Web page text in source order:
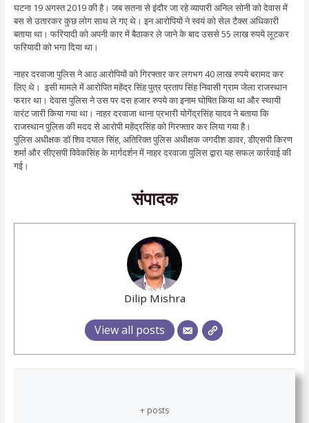
घटना 19 अगस्त 2019 की है। जब सतना से इंदौर जा रहे व्यापारी अनिल सोनी को देवास में
बस से उतारकर कुछ लोग साथ ले गए थे। इन आरोपियों ने स्वयं को सेल टैक्स अधिकारी
बताया था। फरियादी को अपनी कार में बैठाकर ले जाने के बाद उससे 55 लाख रुपये लूटकर
फरियादी को भगा दिया था।
नाहर दरवाजा पुलिस ने आठ आरोपियों को गिरफ्तार कर लगभग 40 लाख रुपये बरामद कर
लिए थे। इसी मामले में आरोपित महेंद्र सिंह पुत्र प्रताप सिंह निवासी ग्राम जेला राजस्थान
फरार था। देवास पुलिस ने उस पर दस हजार रुपये का इनाम घोषित किया था और स्थायी
वारंट जारी किया गया था। नाहर दरवाजा थाना प्रभारी योगेंद्रसिंह यादव ने बताया कि
राजस्थान पुलिस की मदद से आरोपी महेंद्रसिंह को गिरफ्तार कर लिया गया है।
पुलिस अधीक्षक डॉ शिव दयाल सिंह, अतिरिक्त पुलिस अधीक्षक जगदीश डावर, डीएसपी किरण
शर्मा और सीएसपी विवेकसिंह के मार्गदर्शन में नाहर दरवाजा पुलिस द्वारा यह सफल कार्रवाई की
गई।
संपादक
Dilip Mishra
View all posts
+ posts